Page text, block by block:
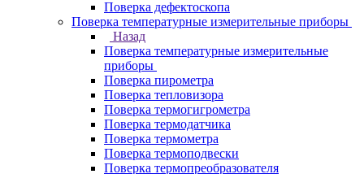
Поверка дефектоскопа
Поверка температурные измерительные приборы
Назад
Поверка температурные измерительные
приборы
Поверка пирометра
Поверка тепловизора
Поверка термогигрометра
Поверка термодатчика
Поверка термометра
Поверка термоподвески
Поверка термопреобразователя